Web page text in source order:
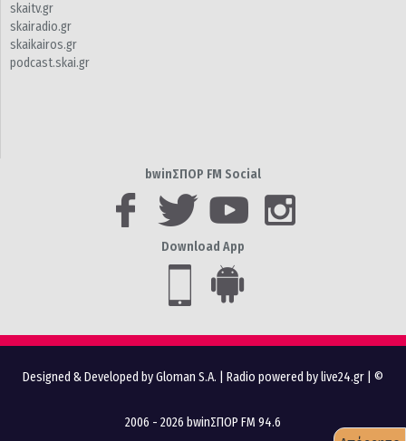
skaitv.gr
skairadio.gr
skaikairos.gr
podcast.skai.gr
bwinΣΠΟΡ FM Social
Download App
Designed & Developed by Gloman S.A. Radio powered by live24.gr | ©
2006 - 2026 bwinΣΠΟΡ FM 94.6